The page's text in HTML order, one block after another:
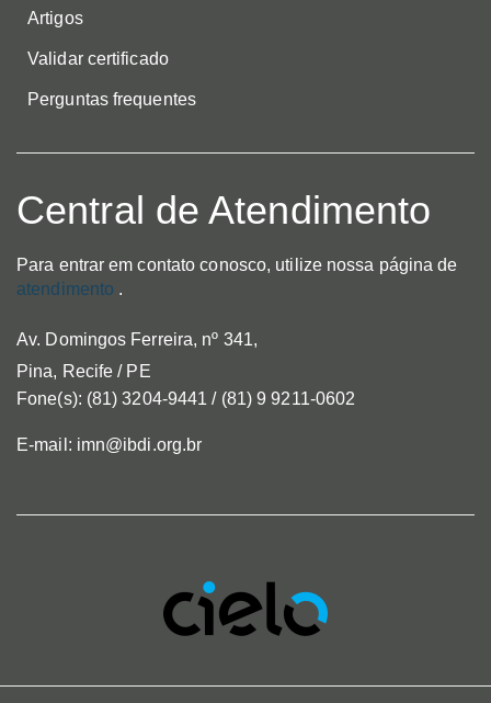
Artigos
Validar certificado
Perguntas frequentes
Central de Atendimento
Para entrar em contato conosco, utilize nossa página de
atendimento .
Av. Domingos Ferreira, nº 341,
Pina, Recife / PE
Fone(s): (81) 3204-9441 / (81) 9 9211-0602
E-mail: imn@ibdi.org.br